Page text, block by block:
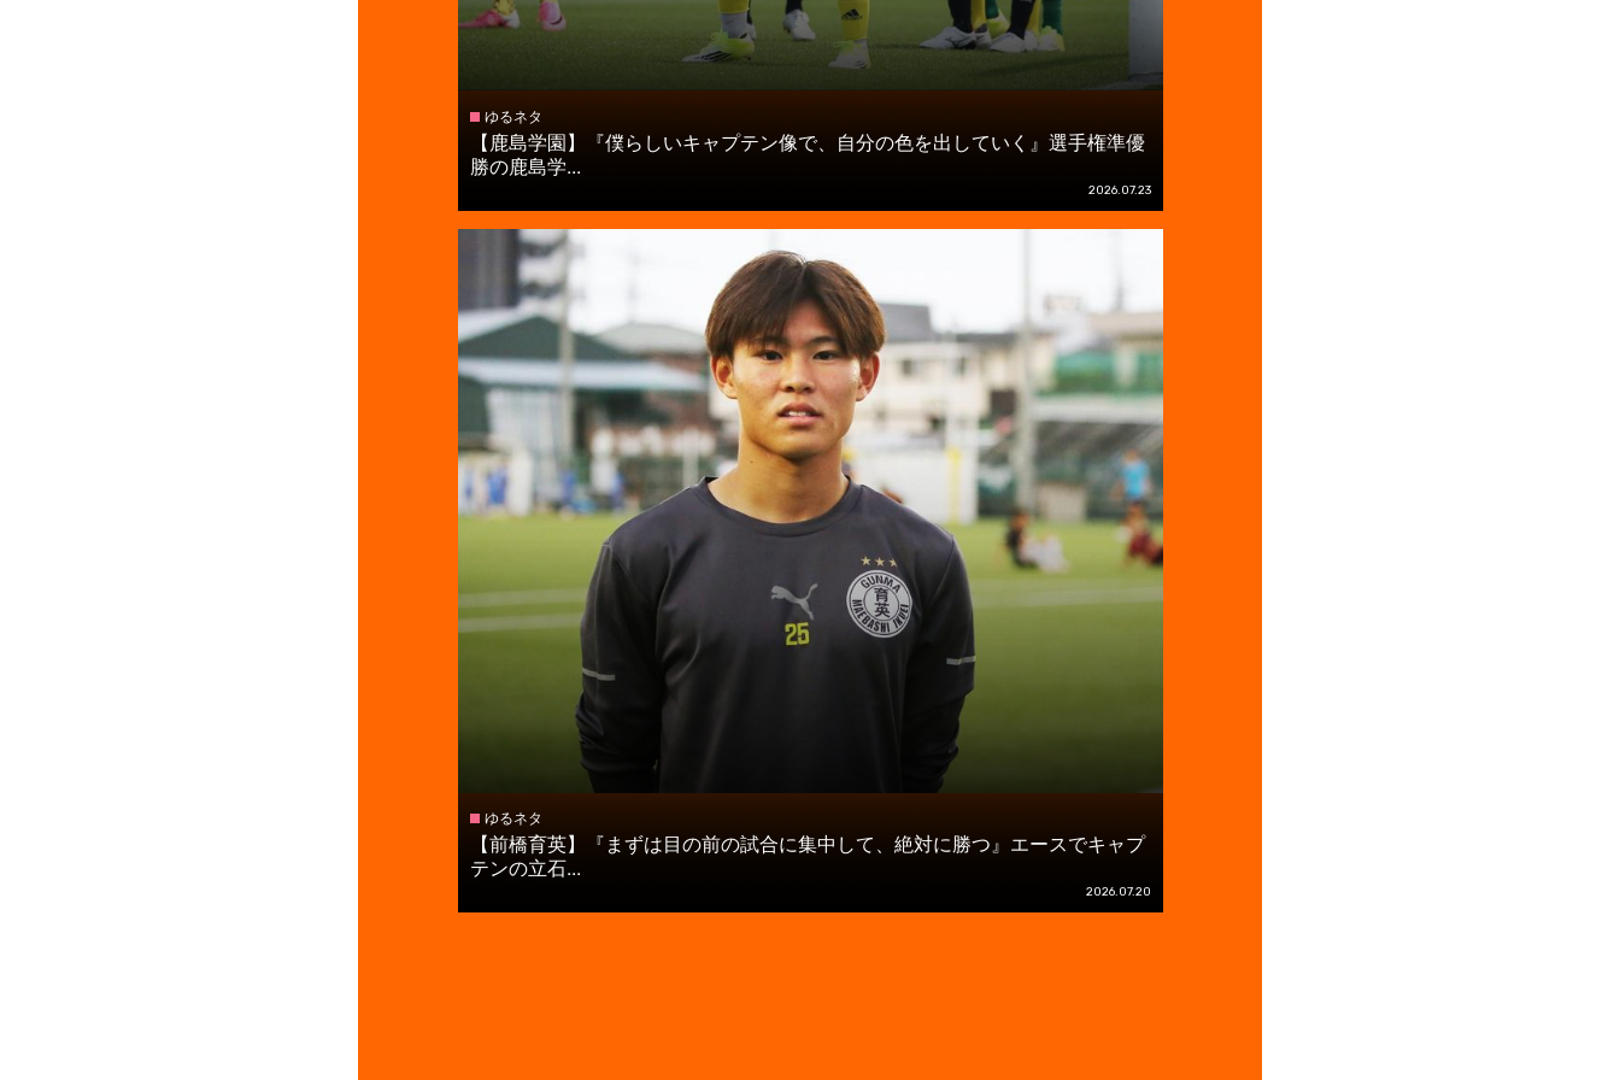
ゆるネタ
【鹿島学園】『僕らしいキャプテン像で、自分の色を出していく』選手権準優
勝の鹿島学...
2026.07.23
ゆるネタ
【前橋育英】『まずは目の前の試合に集中して、絶対に勝つ』エースでキャプ
テンの立石...
2026.07.20